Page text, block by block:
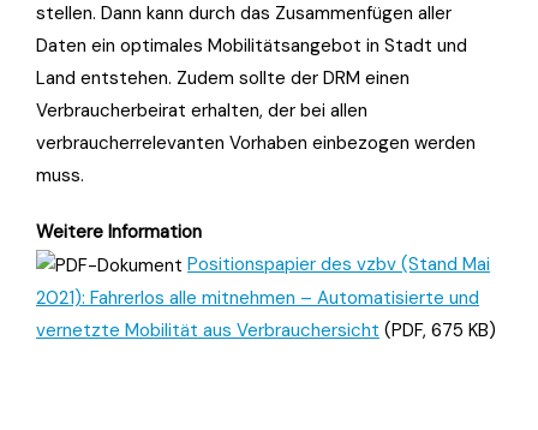
stellen. Dann kann durch das Zusammenfügen aller
Daten ein optimales Mobilitätsangebot in Stadt und
Land entstehen. Zudem sollte der DRM einen
Verbraucherbeirat erhalten, der bei allen
verbraucherrelevanten Vorhaben einbezogen werden
muss.
Weitere Information
Positionspapier des vzbv (Stand Mai
2021): Fahrerlos alle mitnehmen – Automatisierte und
vernetzte Mobilität aus Verbrauchersicht (PDF, 675 KB)